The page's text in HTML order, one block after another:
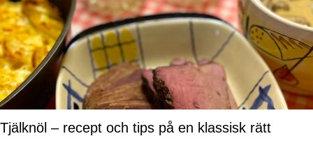
Tjälknöl – recept och tips på en klassisk rätt